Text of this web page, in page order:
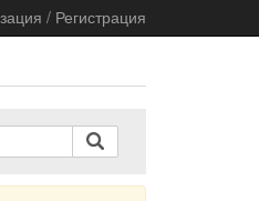
/ Регистрация